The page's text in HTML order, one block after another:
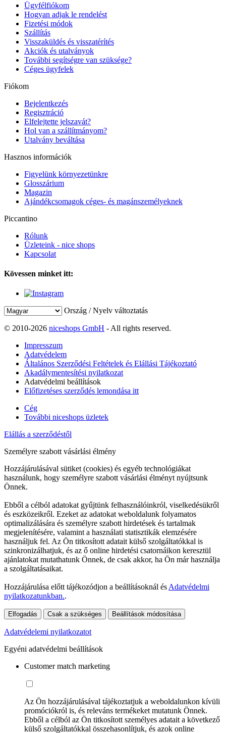
Ügyfélfiókom
Hogyan adjak le rendelést
Fizetési módok
Szállítás
Visszaküldés és visszatérítés
Akciók és utalványok
További segítségre van szüksége?
Céges ügyfelek
Fiókom
Bejelentkezés
Regisztráció
Elfelejtette jelszavát?
Hol van a szállítmányom?
Utalvány beváltása
Hasznos információk
Figyelünk környezetünkre
Glosszárium
Magazin
Ajándékcsomagok céges- és magánszemélyeknek
Piccantino
Rólunk
Üzleteink - nice shops
Kapcsolat
Kövessen minket itt:
Ország / Nyelv változtatás
© 2010-2026 niceshops GmbH - All rights reserved.
Impresszum
Adatvédelem
Általános Szerződési Feltételek és Elállási Tájékoztató
Akadálymentesítési nyilatkozat
Adatvédelmi beállítások
Előfizetéses szerződés lemondása itt
Cég
További niceshops üzletek
Elállás a szerződéstől
Személyre szabott vásárlási élmény
Hozzájárulásával sütiket (cookies) és egyéb technológiákat
használunk, hogy személyre szabott vásárlási élményt nyújtsunk
Önnek.
Ebből a célból adatokat gyűjtünk felhasználóinkról, viselkedésükről
és eszközeikről. Ezeket az adatokat weboldalunk folyamatos
optimalizálására és személyre szabott hirdetések és tartalmak
megjelenítésére, valamint a használati statisztikák elemzésére
használjuk fel. Az Ön titkosított adatait külső szolgáltatókkal is
szinkronizálhatjuk, és az ő online hirdetési csatornáikon keresztül
ajánlatokat mutathatunk Önnek, de csak akkor, ha Ön már használja
a szolgáltatásaikat.
Hozzájárulása előtt tájékozódjon a beállításoknál és Adatvédelmi
nyilatkozatunkban..
Elfogadás Csak a szükséges Beállítások módosítása
Adatvédelemi nyilatkozatot
Egyéni adatvédelmi beállítások
Customer match marketing
Az Ön hozzájárulásával tájékoztatjuk a weboldalunkon kívüli
promóciókról is, és releváns termékeket mutatunk Önnek.
Ebből a célból az Ön titkosított személyes adatait a következő
külső szolgáltatókkal összehasonlítjuk, és azok online